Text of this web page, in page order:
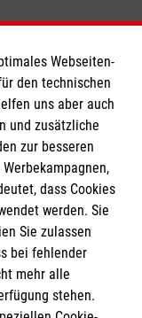
Webseiten-
den technischen
uns aber auch
und zusätzliche
zur besseren
dass Cookies
werden. Sie
Sie zulassen
bei fehlender
mehr alle
stehen.